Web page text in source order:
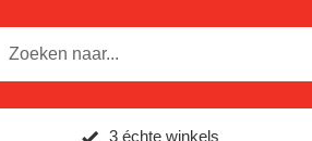
3 échte winkels